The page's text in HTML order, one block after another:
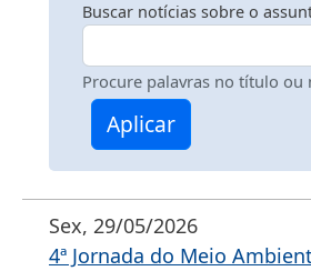
Buscar notícias sobre o
Procure palavras no título ou
Aplicar
Sex, 29/05/2026
4ª Jornada do Meio